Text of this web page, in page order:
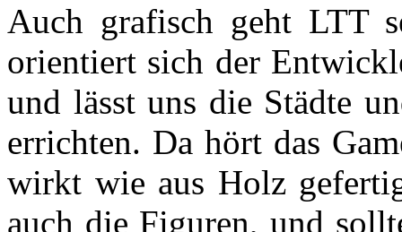
Auch grafisch geht LTT
orientiert sich der
und lässt uns die Städte
errichten. Da hört das
wirkt wie aus Holz
auch die Figuren, und